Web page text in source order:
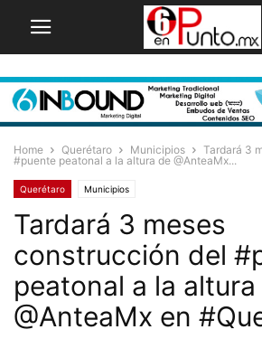
Home Querétaro Municipios
Tardará 3
#puente peatonal a la altura de @AnteaMx...
Querétaro Municipios
Tardará 3 meses
construcción del
peatonal a la altura
@AnteaMx en